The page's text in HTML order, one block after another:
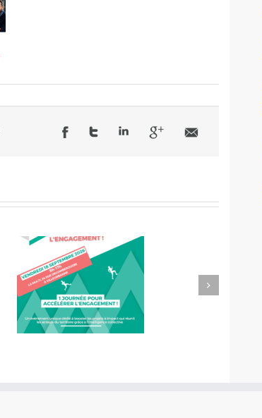
Didier Amiel, entrepreneur
chez Misa Légumes
Next